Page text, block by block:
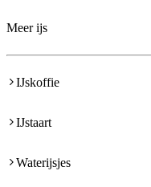
Meer ijs
IJskoffie
IJstaart
Waterijsjes